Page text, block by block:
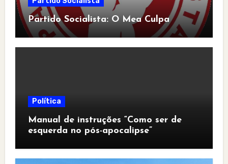
Partido Socialista: O Mea Culpa
Política
Manual de instruções “Como ser de
esquerda no pós-apocalipse”